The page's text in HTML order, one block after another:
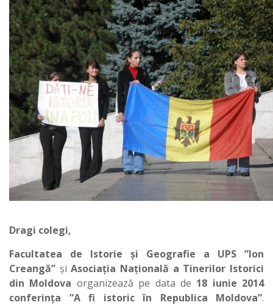
Dragi colegi,
Facultatea de Istorie și Geografie a UPS ”Ion
Creangă” șiAsociația Națională a Tinerilor Istorici
din Moldova organizează pe data de 18 iunie 2014
conferința ”A fi istoric în Republica Moldova”.